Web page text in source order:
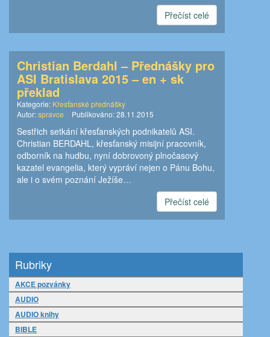
Přečíst celé
Christian Berdahl – Přednášky pro
ASI Bratislava 2015 – en + sk
překlad
Kategorie: Křesťanské přednášky
Autor:spravce Publikováno:28.11.2015
Sestřich setkání křesťanských podnikatelů ASI.
Christian BERDAHL, křesťanský misijní pracovník,
odborník na hudbu, nyní dobrovoný plnočasový
kazatel evangelia, který vypráví nejen o Pánu Bohu,
ale i o svém poznání Ježíše…
Přečíst celé
Rubriky
AKCE pozvánky
AUDIO
AUDIO knihy
BIBLE